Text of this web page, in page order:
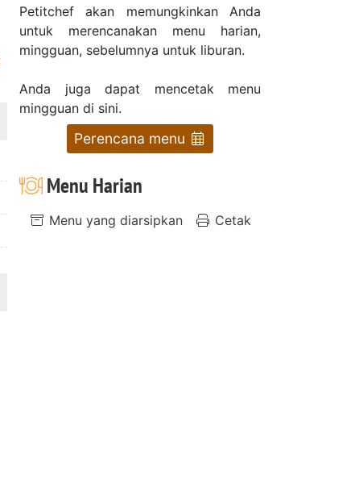
Petitchef akan memungkinkan Anda
untuk merencanakan menu harian,
mingguan, sebelumnya untuk liburan.
Anda juga dapat mencetak menu
mingguan di sini.
Perencana menu
Menu Harian
Menu yang diarsipkan Cetak